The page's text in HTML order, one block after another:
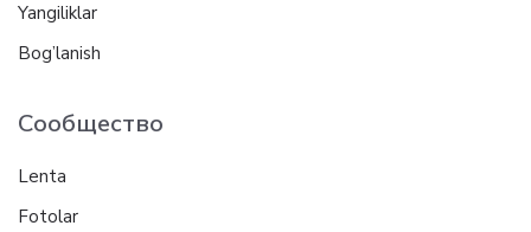
Yangiliklar
Bog’lanish
Сообщество
Lenta
Fotolar